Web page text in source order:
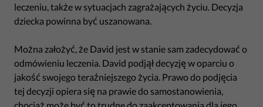
leczeniu, także w sytuacjach zagrażających życiu. Decyzja
dziecka powinna być uszanowana.
Można założyć, że David jest w stanie sam zadecydować o
odmówieniu leczenia. David podjął decyzję w oparciu o
jakość swojego teraźniejszego życia. Prawo do podjęcia
tej decyzji opiera się na prawie do samostanowienia,